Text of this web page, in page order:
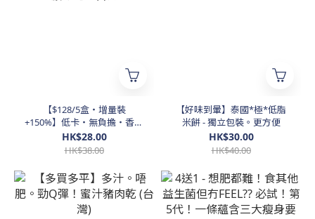
【$128/5盒・增量裝
+150%】低卡・無負擔・香濃
凍乾朱古力
HK$28.00
HK$38.00
【好味到暈】泰國*極*低脂
米餅 - 獨立包裝。更方便
HK$30.00
HK$40.00